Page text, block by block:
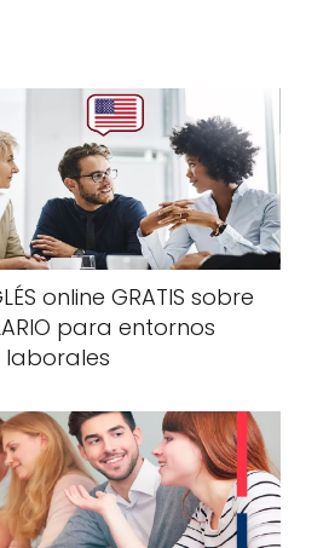
online GRATIS sobre
para entornos
laborales